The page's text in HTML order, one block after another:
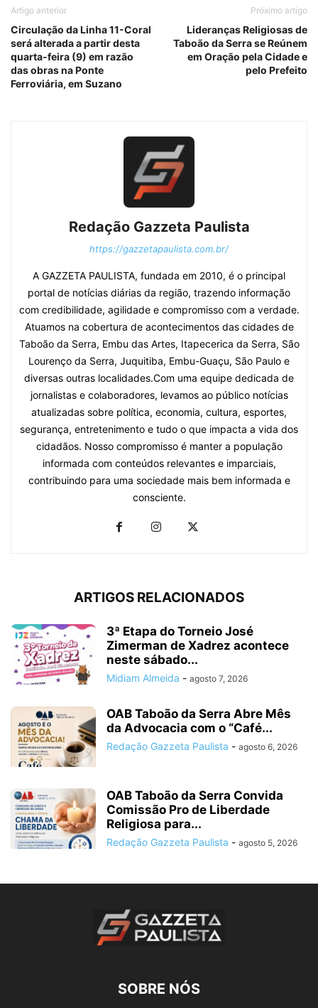
Artigo anterior
Circulação da Linha 11-Coral
será alterada a partir desta
quarta-feira (9) em razão
das obras na Ponte
Ferroviária, em Suzano
Próximo artigo
Lideranças Religiosas de
Taboão da Serra se Reúnem
em Oração pela Cidade e
pelo Prefeito
Redação Gazzeta Paulista
https://gazzetapaulista.com.br/
A GAZZETA PAULISTA, fundada em 2010, é o principal
portal de notícias diárias da região, trazendo informação
com credibilidade, agilidade e compromisso com a verdade.
Atuamos na cobertura de acontecimentos das cidades de
Taboão da Serra, Embu das Artes, Itapecerica da Serra, São
Lourenço da Serra, Juquitiba, Embu-Guaçu, São Paulo e
diversas outras localidades.Com uma equipe dedicada de
jornalistas e colaboradores, levamos ao público notícias
atualizadas sobre política, economia, cultura, esportes,
segurança, entretenimento e tudo o que impacta a vida dos
cidadãos. Nosso compromisso é manter a população
informada com conteúdos relevantes e imparciais,
contribuindo para uma sociedade mais bem informada e
consciente.
ARTIGOS RELACIONADOS
3ª Etapa do Torneio José
Zimerman de Xadrez acontece
neste sábado...
Midiam Almeida - agosto 7, 2026
OAB Taboão da Serra Abre Mês
da Advocacia com o “Café...
Redação Gazzeta Paulista - agosto 6, 2026
OAB Taboão da Serra Convida
Comissão Pro de Liberdade
Religiosa para...
Redação Gazzeta Paulista - agosto 5, 2026
SOBRE NÓS